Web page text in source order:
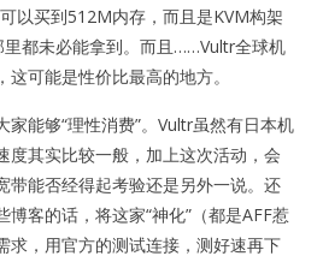
以买到512M内存，而且是KVM构架
里都未必能拿到。而且……Vultr全球机
可能是性价比最高的地方。
家能够“理性消费”。Vultr虽然有日本机
度其实比较一般，加上这次活动，会
带能否经得起考验还是另外一说。还
客的话，将这家“神化”（都是AFF惹
求，用官方的测试连接，测好速再下